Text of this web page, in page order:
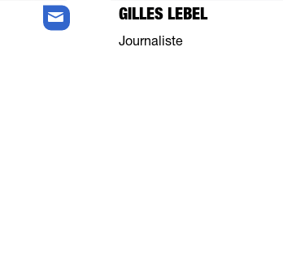
GILLES LEBEL
Journaliste